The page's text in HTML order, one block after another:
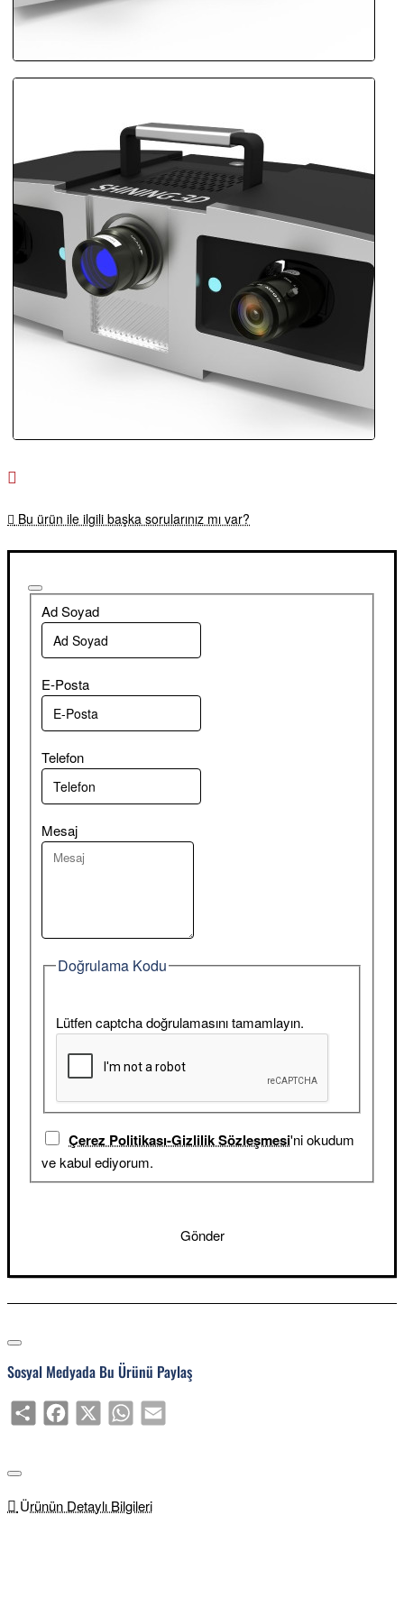
Bu ürün ile ilgili başka sorularınız mı var?
Ad Soyad
E-Posta
Telefon
Mesaj
Doğrulama Kodu
Lütfen captcha doğrulamasını tamamlayın.
Çerez Politikası-Gizlilik Sözleşmesi'ni okudum
ve kabul ediyorum.
Gönder
Sosyal Medyada Bu Ürünü Paylaş
ShareFacebook
X WhatsAppEmail
Ürünün Detaylı Bilgileri